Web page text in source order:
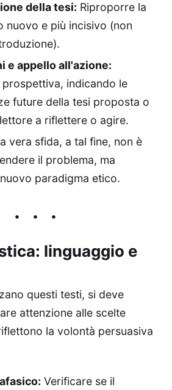
della tesi: Riproporre la
nuovo e più incisivo (non
e appello all'azione:
prospettiva, indicando le
future della tesi proposta o
a riflettere o agire.
vera sfida, a tal fine, non è
il problema, ma
paradigma etico.
linguaggio e
questi testi, si deve
attenzione alle scelte
la volontà persuasiva
Verificare se il